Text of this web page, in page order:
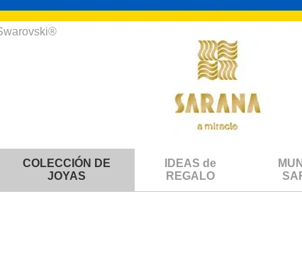
COLECCIÓN DE
JOYAS
IDEAS de
REGALO